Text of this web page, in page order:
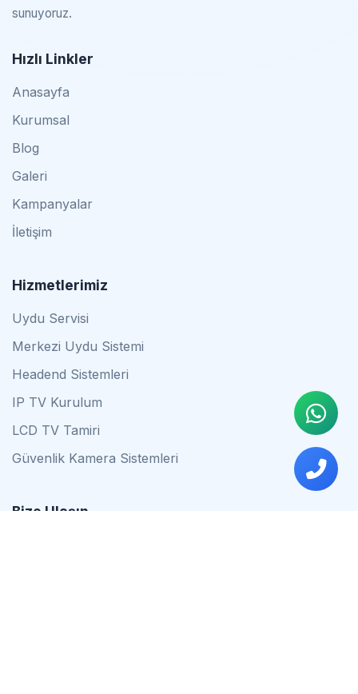
sunuyoruz.
Hızlı Linkler
Anasayfa
Kurumsal
Blog
Galeri
Kampanyalar
İletişim
Hizmetlerimiz
Uydu Servisi
Merkezi Uydu Sistemi
Headend Sistemleri
IP TV Kurulum
LCD TV Tamiri
Güvenlik Kamera Sistemleri
Bize Ulaşın